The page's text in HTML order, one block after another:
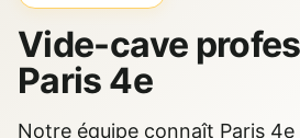
Vide-cave
Paris 4e
Notre équipe connaît Paris